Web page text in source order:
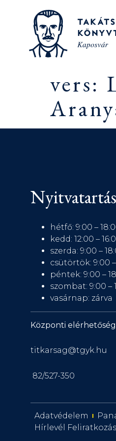
vers:
Nyitvatartás
hétfő: 9:00 –
kedd: 12:00 –
szerda: 9:00 –
csütörtök: 9:00
péntek: 9:00 –
szombat: 9:00 –
vasárnap: zárva
Központi
titkarsag@tgyk.hu
82/527-350
Adatvédelem
Hírlevél Feliratkozás